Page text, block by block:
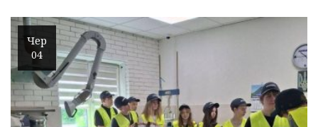
Чер
04